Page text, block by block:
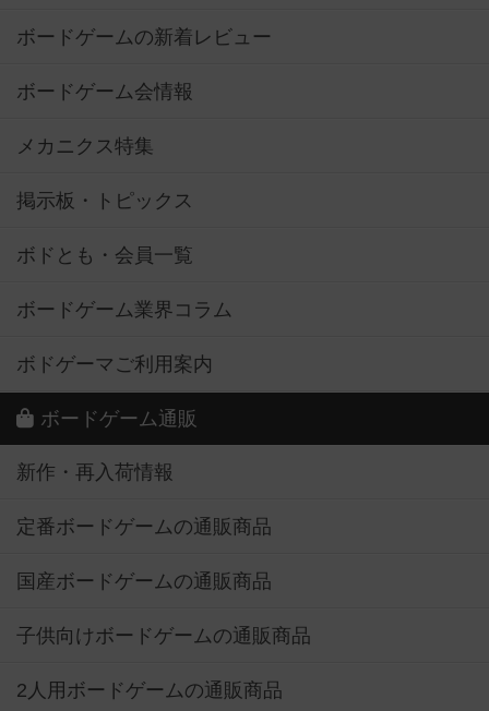
ボードゲームの新着レビュー
ボードゲーム会情報
メカニクス特集
掲示板・トピックス
ボドとも・会員一覧
ボードゲーム業界コラム
ボドゲーマご利用案内
ボードゲーム通販
新作・再入荷情報
定番ボードゲームの通販商品
国産ボードゲームの通販商品
子供向けボードゲームの通販商品
2人用ボードゲームの通販商品